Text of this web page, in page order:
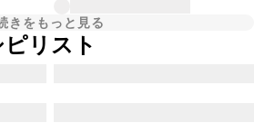
きをもっと見る
リスト